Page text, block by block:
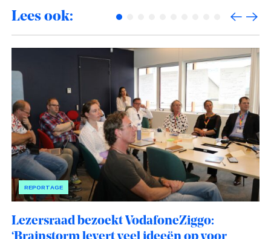
Lees ook:
REPORTAGE
Lezersraad bezoekt VodafoneZiggo: